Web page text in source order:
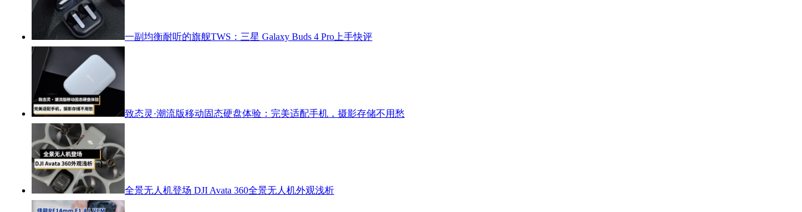
一副均衡耐听的旗舰TWS：三星 Galaxy Buds 4 Pro上手快评
致态灵·潮流版移动固态硬盘体验：完美适配手机，摄影存储不用愁
全景无人机登场 DJI Avata 360全景无人机外观浅析